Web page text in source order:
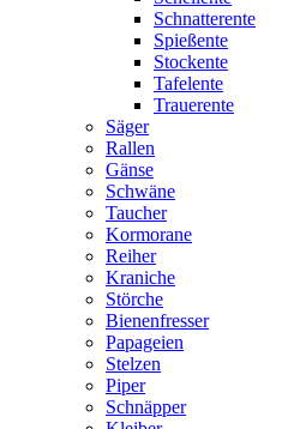
Schnatterente
Spießente
Stockente
Tafelente
Trauerente
Säger
Rallen
Gänse
Schwäne
Taucher
Kormorane
Reiher
Kraniche
Störche
Bienenfresser
Papageien
Stelzen
Piper
Schnäpper